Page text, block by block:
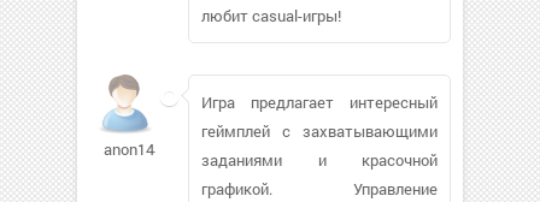
любит casual-игры!
anon1488
Игра предлагает интересный
геймплей с захватывающими
заданиями и красочной
графикой. Управление